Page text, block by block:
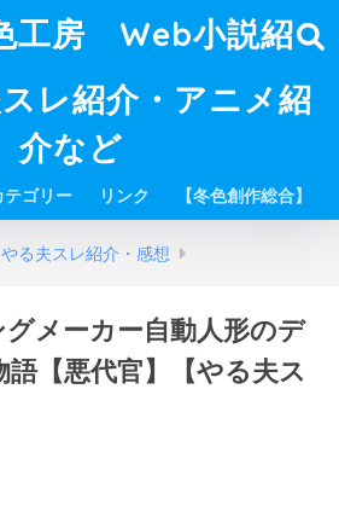
工房 Web小説紹
レ紹介・アニメ紹
介など
テゴリー リンク 【冬色創作総合】
やる夫スレ紹介・感想
メーカー自動人形のデ
【悪代官】【やる夫ス